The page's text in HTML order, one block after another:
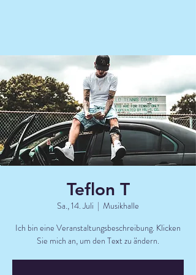
Teflon T
Sa., 14. Juli
  |
Musikhalle
Ich bin eine Veranstaltungsbeschreibung. Klicken
Sie mich an, um den Text zu ändern.